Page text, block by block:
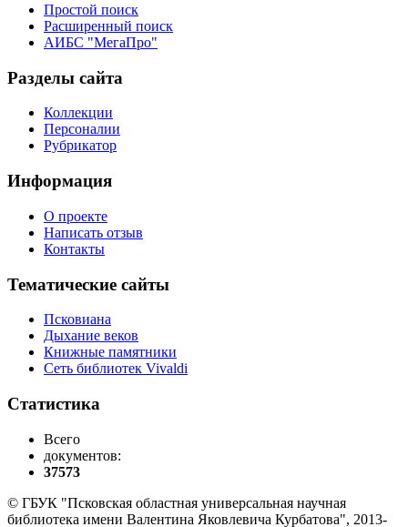
Простой поиск
Расширенный поиск
АИБС "МегаПро"
Разделы сайта
Коллекции
Персоналии
Рубрикатор
Информация
О проекте
Написать отзыв
Контакты
Тематические сайты
Псковиана
Дыхание веков
Книжные памятники
Сеть библиотек Vivaldi
Статистика
Всего
документов:
37573
© ГБУК "Псковская областная универсальная научная
библиотека имени Валентина Яковлевича Курбатова", 2013-